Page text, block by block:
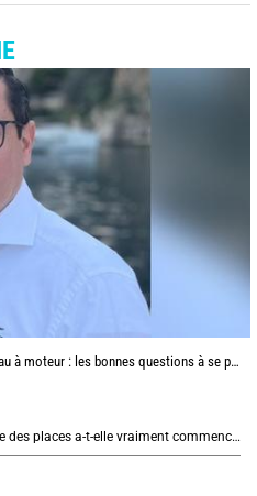
: les bonnes questions à se poser avant de signer son contrat
Méditerranée sous pression : la guerre des places a-t-elle vraiment commencé ?